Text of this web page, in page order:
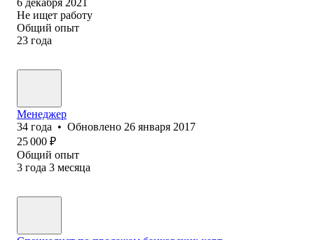
Не ищет работу
Общий опыт
23 года
Менеджер
34 года • Обновлено 26 января 2017
25 000 ₽
Общий опыт
3 года 3 месяца